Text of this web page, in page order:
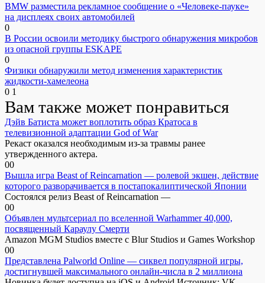
BMW разместила рекламное сообщение о «Человеке-пауке»
на дисплеях своих автомобилей
0
В России освоили методику быстрого обнаружения микробов
из опасной группы ESKAPE
0
Физики обнаружили метод изменения характеристик
жидкости-хамелеона
0 1
Вам также может понравиться
Дэйв Батиста может воплотить образ Кратоса в
телевизионной адаптации God of War
Рекаст оказался необходимым из-за травмы ранее
утвержденного актера.
00
Вышла игра Beast of Reincarnation — ролевой экшен, действие
которого разворачивается в постапокалиптической Японии
Состоялся релиз Beast of Reincarnation —
00
Объявлен мультсериал по вселенной Warhammer 40,000,
посвященный Караулу Смерти
Amazon MGM Studios вместе с Blur Studios и Games Workshop
00
Представлена Palworld Online — сиквел популярной игры,
достигнувшей максимального онлайн-числа в 2 миллиона